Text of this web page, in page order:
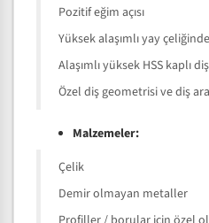
Pozitif eğim açısı
Yüksek alaşımlı yay
Alaşımlı yüksek HSS kaplı
Özel diş geometrisi ve diş
Malzemeler:
Çelik
Demir olmayan metaller